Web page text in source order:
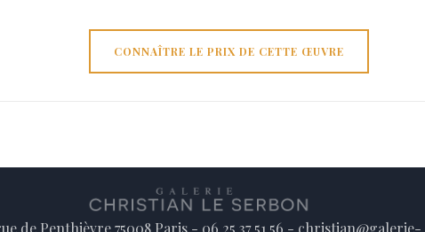
CONNAÎTRE LE PRIX DE CETTE ŒUVRE
de Penthièvre 75008 Paris - 06 25 37 51 56 - christian@galerie-